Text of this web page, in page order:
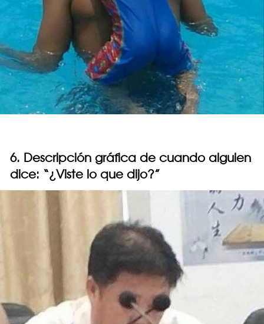
6. Descripción gráfica de cuando alguien
dice: “¿Viste lo que dijo?”